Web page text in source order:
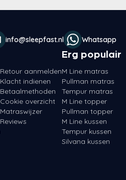
info@sleepfast.nl Whatsapp
Retour aanmelden
Klacht indienen
Betaalmethoden
Cookie overzicht
Matraswijzer
Reviews
Erg populair
M Line matras
Pullman matras
Tempur matras
M Line topper
Pullman topper
M Line kussen
Tempur kussen
Silvana kussen